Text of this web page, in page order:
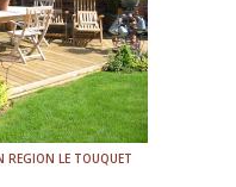
REGION LE TOUQUET